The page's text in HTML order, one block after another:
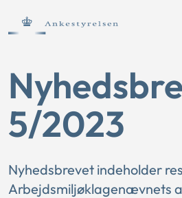
5/2023
Nyhedsbrevet indeholder
Arbejdsmiljøklagenævnets